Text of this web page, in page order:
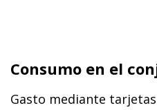
Consumo en el
Gasto mediante